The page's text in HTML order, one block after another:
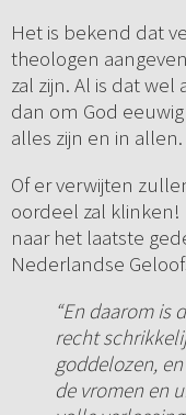
Het is bekend dat
theologen
zal zijn. Al is dat
dan om God
alles zijn en in allen.
Of er verwijten
oordeel zal
naar het laatste
Nederlandse
“En daarom is
recht
goddelozen,
de vromen en